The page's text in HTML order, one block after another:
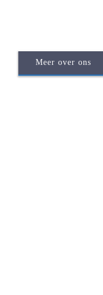
Meer over ons